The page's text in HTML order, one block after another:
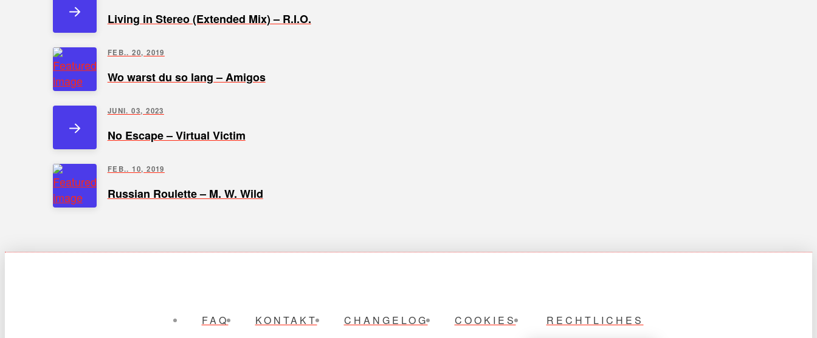
Living in Stereo (Extended Mix) – R.I.O.
FEB.. 20, 2019
Wo warst du so lang – Amigos
JUNI. 03, 2023
No Escape – Virtual Victim
FEB.. 10, 2019
Russian Roulette – M. W. Wild
FAQ KONTAKT CHANGELOG COOKIES RECHTLICHES